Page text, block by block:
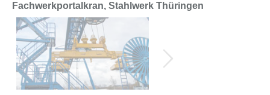
Fachwerkportalkran, Stahlwerk Thüringen